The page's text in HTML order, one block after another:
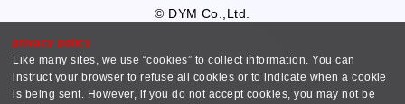
privacy policy
Like many sites, we use “cookies” to collect information. You can
instruct your browser to refuse all cookies or to indicate when a cookie
is being sent. However, if you do not accept cookies, you may not be
© DYM Co.,Ltd.